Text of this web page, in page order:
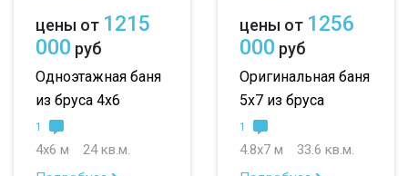
цены от 1215
000 руб
Одноэтажная баня
из бруса 4х6
1
4х6 м
24 кв.м.
цены от 1256
000 руб
Оригинальная баня
5х7 из бруса
1
4.8х7 м
33.6 кв.м.